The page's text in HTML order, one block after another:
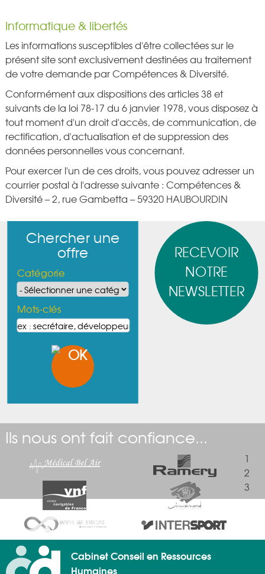
Informatique & libertés
Les informations susceptibles d'être collectées sur le
présent site sont exclusivement destinées au traitement
de votre demande par Compétences & Diversité.
Conformément aux dispositions des articles 38 et
suivants de la loi 78-17 du 6 janvier 1978, vous disposez à
tout moment d'un droit d'accès, de communication, de
rectification, d'actualisation et de suppression des
données personnelles vous concernant.
Pour exercer l'un de ces droits, vous pouvez adresser un
courrier postal à l'adresse suivante : Compétences &
Diversité – 2, rue Gambetta – 59320 HAUBOURDIN
RECEVOIR
NOTRE
NEWSLETTER
Chercher une
offre
Catégorie
Mots-clés
Ils nous ont fait confiance...
1
2
3
Cabinet Conseil en Ressources
Humaines